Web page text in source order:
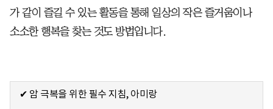
가 같이 즐길 수 있는 활동을 통해 일상의 작은 즐거움이나
소소한 행복을 찾는 것도 방법입니다.
✔ 암 극복을 위한 필수 지침, 아미랑